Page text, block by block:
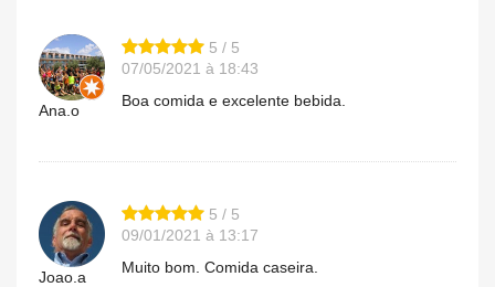
Ana.o
5 / 5
07/05/2021 à 18:43
Boa comida e excelente bebida.
Joao.a
5 / 5
09/01/2021 à 13:17
Muito bom. Comida caseira.